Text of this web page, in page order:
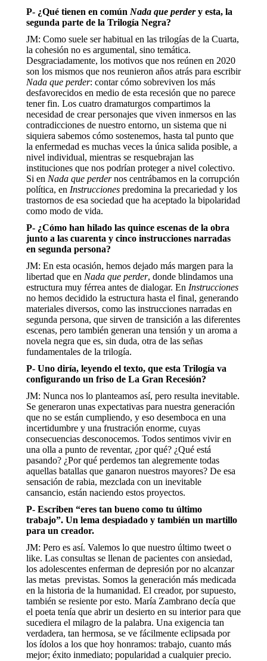
P- ¿Qué tienen en común Nada que perdery esta, la
segunda parte de la Trilogía Negra?
JM: Como suele ser habitual en las trilogías de la Cuarta,
la cohesión no es argumental, sino temática.
Desgraciadamente, los motivos que nos reúnen en 2020
son los mismos que nos reunieron años atrás para escribir
Nada que perder: contar cómo sobreviven los más
desfavorecidos en medio de esta recesión que no parece
tener fin. Los cuatro dramaturgos compartimos la
necesidad de crear personajes que viven inmersos en las
contradicciones de nuestro entorno, un sistema que ni
siquiera sabemos cómo sostenemos, hasta tal punto que
la enfermedad es muchas veces la única salida posible, a
nivel individual, mientras se resquebrajan las
instituciones que nos podrían proteger a nivel colectivo.
Si en Nada que perdernos centrábamos en la corrupción
política, en Instrucciones predomina la precariedad y los
trastornos de esa sociedad que ha aceptado la bipolaridad
como modo de vida.
P- ¿Cómo han hilado las quince escenas de la obra
junto a las cuarenta y cinco instrucciones narradas
en segunda persona?
JM: En esta ocasión, hemos dejado más margen para la
libertad que en Nada que perder, donde blindamos una
estructura muy férrea antes de dialogar. En Instrucciones
no hemos decidido la estructura hasta el final, generando
materiales diversos, como las instrucciones narradas en
segunda persona, que sirven de transición a las diferentes
escenas, pero también generan una tensión y un aroma a
novela negra que es, sin duda, otra de las señas
fundamentales de la trilogía.
P- Uno diría, leyendo el texto, que esta Trilogía va
configurando un friso de La Gran Recesión?
JM: Nunca nos lo planteamos así, pero resulta inevitable.
Se generaron unas expectativas para nuestra generación
que no se están cumpliendo, y eso desemboca en una
incertidumbre y una frustración enorme, cuyas
consecuencias desconocemos. Todos sentimos vivir en
una olla a punto de reventar, ¿por qué? ¿Qué está
pasando? ¿Por qué perdemos tan alegremente todas
aquellas batallas que ganaron nuestros mayores? De esa
sensación de rabia, mezclada con un inevitable
cansancio, están naciendo estos proyectos.
P- Escriben “eres tan bueno como tu último
trabajo”. Un lema despiadado y también un martillo
para un creador.
JM: Pero es así. Valemos lo que nuestro último tweet o
like. Las consultas se llenan de pacientes con ansiedad,
los adolescentes enferman de depresión por no alcanzar
las metas previstas. Somos la generación más medicada
en la historia de la humanidad. El creador, por supuesto,
también se resiente por esto. María Zambrano decía que
el poeta tenía que abrir un desierto en su interior para que
sucediera el milagro de la palabra. Una exigencia tan
verdadera, tan hermosa, se ve fácilmente eclipsada por
los ídolos a los que hoy honramos: trabajo, cuanto más
mejor; éxito inmediato; popularidad a cualquier precio.